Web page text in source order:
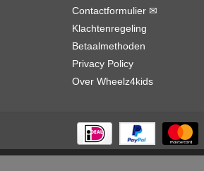
Contactformulier ✉
Klachtenregeling
Betaalmethoden
Privacy Policy
Over Wheelz4kids